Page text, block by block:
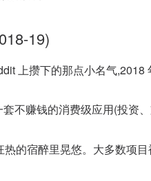
19)
上攒下的那点小名气,2018
不赚钱的消费级应用(投资
的宿醉里晃悠。大多数项目